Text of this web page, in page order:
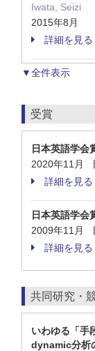
Iwata, Seizi
2015年8月
詳細を見る
▼全件表示
受賞
日本英語学会
2020年11月
詳細を見る
日本英語学会
2009年11月
詳細を見る
共同研究・
いわゆる「手
dynamic分析